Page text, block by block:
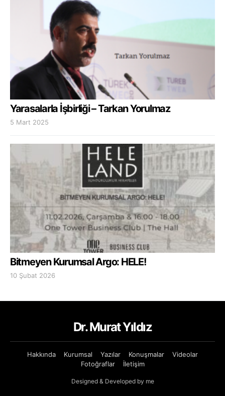
Yarasalarla İşbirliği – Tarkan Yorulmaz
5 Mart 2025
Bitmeyen Kurumsal Argo: HELE!
10 Şubat 2026
Dr. Murat Yıldız
Hakkında Kurumsal Yazılar Konuşmalar
Videolar
Fotoğraflar
İletişim
Designed & Developed by me